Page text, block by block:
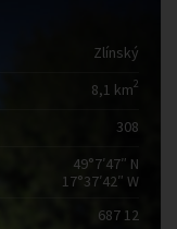
Zlínský
8,1 km2
308
49°7′47″ N
17°37′42″ W
687 12